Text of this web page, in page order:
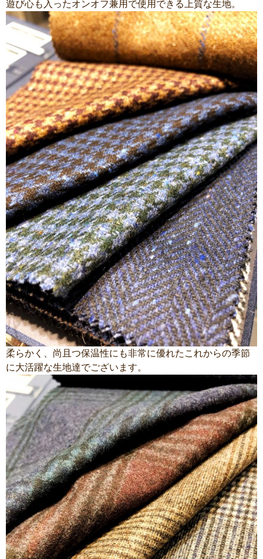
遊び心も入ったオンオフ兼用で使用できる上質な生地。
柔らかく、尚且つ保温性にも非常に優れたこれからの季節
に大活躍な生地達でございます。